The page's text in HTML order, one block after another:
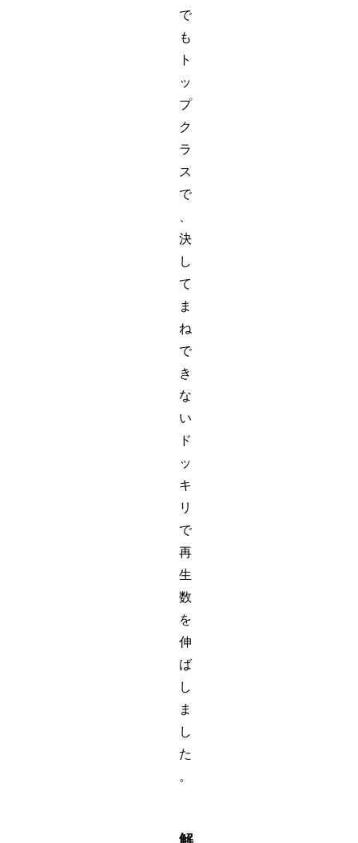
で
も
ト
ッ
プ
ク
ラ
ス
で
決
し
て
ま
ね
で
き
な
い
ド
ッ
キ
リ
で
再
生
数
を
伸
ば
し
ま
し
た
。
解